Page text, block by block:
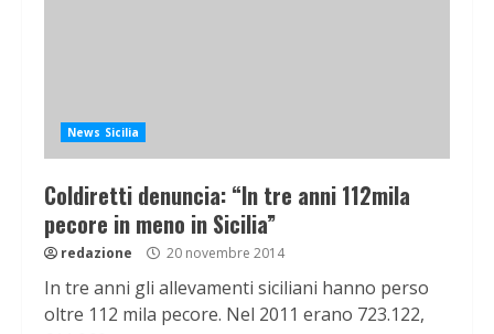
News Sicilia
Coldiretti denuncia: “In tre anni 112mila
pecore in meno in Sicilia”
redazione 20 novembre 2014
In tre anni gli allevamenti siciliani hanno perso
oltre 112 mila pecore. Nel 2011 erano 723.122,